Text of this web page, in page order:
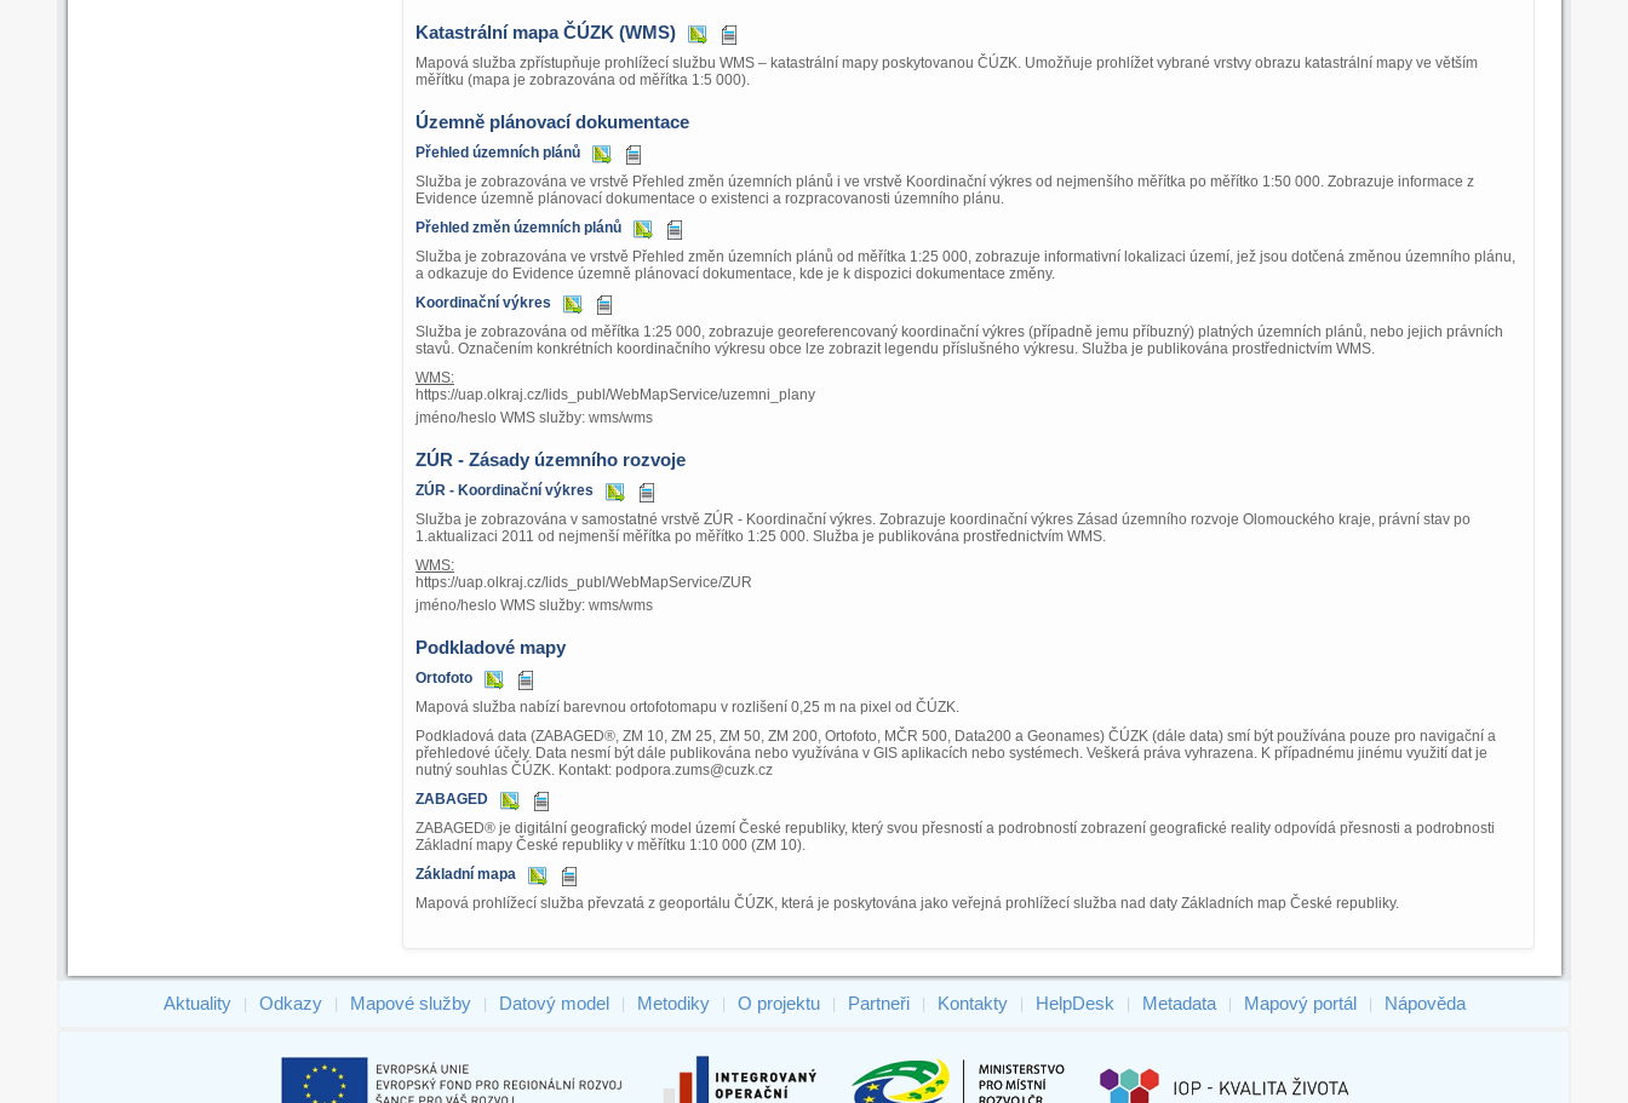
Katastrální mapa ČÚZK (WMS)
Mapová služba zpřístupňuje prohlížecí službu WMS – katastrální mapy poskytovanou ČÚZK. Umožňuje prohlížet vybrané vrstvy obrazu katastrální mapy ve větším
měřítku (mapa je zobrazována od měřítka 1:5 000).
Územně plánovací dokumentace
Přehled územních plánů
Služba je zobrazována ve vrstvě Přehled změn územních plánů i ve vrstvě Koordinační výkres od nejmenšího měřítka po měřítko 1:50 000. Zobrazuje informace z
Evidence územně plánovací dokumentace o existenci a rozpracovanosti územního plánu.
Přehled změn územních plánů
Služba je zobrazována ve vrstvě Přehled změn územních plánů od měřítka 1:25 000, zobrazuje informativní lokalizaci území, jež jsou dotčená změnou územního plánu,
a odkazuje do Evidence územně plánovací dokumentace, kde je k dispozici dokumentace změny.
Koordinační výkres
Služba je zobrazována od měřítka 1:25 000, zobrazuje georeferencovaný koordinační výkres (případně jemu příbuzný) platných územních plánů, nebo jejich právních
stavů. Označením konkrétních koordinačního výkresu obce lze zobrazit legendu příslušného výkresu. Služba je publikována prostřednictvím WMS.
WMS:
https://uap.olkraj.cz/lids_publ/WebMapService/uzemni_plany
jméno/heslo WMS služby: wms/wms
ZÚR - Zásady územního rozvoje
ZÚR - Koordinační výkres
Služba je zobrazována v samostatné vrstvě ZÚR - Koordinační výkres. Zobrazuje koordinační výkres Zásad územního rozvoje Olomouckého kraje, právní stav po
1.aktualizaci 2011 od nejmenší měřítka po měřítko 1:25 000. Služba je publikována prostřednictvím WMS.
WMS:
https://uap.olkraj.cz/lids_publ/WebMapService/ZUR
jméno/heslo WMS služby: wms/wms
Podkladové mapy
Ortofoto
Mapová služba nabízí barevnou ortofotomapu v rozlišení 0,25 m na pixel od ČÚZK.
Podkladová data (ZABAGED®, ZM 10, ZM 25, ZM 50, ZM 200, Ortofoto, MČR 500, Data200 a Geonames) ČÚZK (dále data) smí být používána pouze pro navigační a
přehledové účely. Data nesmí být dále publikována nebo využívána v GIS aplikacích nebo systémech. Veškerá práva vyhrazena. K případnému jinému využití dat je
nutný souhlas ČÚZK. Kontakt: podpora.zums@cuzk.cz
ZABAGED
ZABAGED® je digitální geografický model území České republiky, který svou přesností a podrobností zobrazení geografické reality odpovídá přesnosti a podrobnosti
Základní mapy České republiky v měřítku 1:10 000 (ZM 10).
Základní mapa
Mapová prohlížecí služba převzatá z geoportálu ČÚZK, která je poskytována jako veřejná prohlížecí služba nad daty Základních map České republiky.
Aktuality Odkazy Mapové služby Datový model Metodiky O projektu Partneři Kontakty HelpDesk Metadata Mapový portál Nápověda